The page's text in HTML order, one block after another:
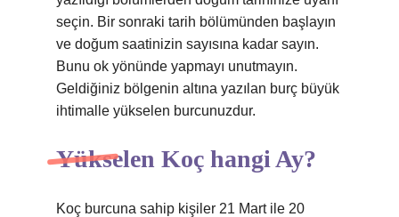
seçin. Bir sonraki tarih bölümünden başlayın
ve doğum saatinizin sayısına kadar sayın.
Bunu ok yönünde yapmayı unutmayın.
Geldiğiniz bölgenin altına yazılan burç büyük
ihtimalle yükselen burcunuzdur.
Yükselen Koç hangi Ay?
Koç burcuna sahip kişiler 21 Mart ile 20